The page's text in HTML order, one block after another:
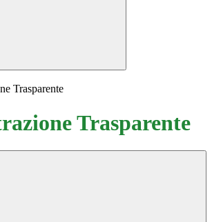
Trasparente
Trasparente